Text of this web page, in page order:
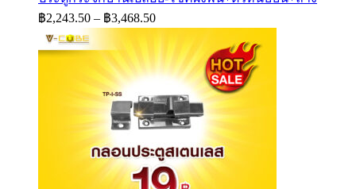
฿2,243.50 – ฿3,468.50Price
range:
฿2,243.50
through
฿3,468.50